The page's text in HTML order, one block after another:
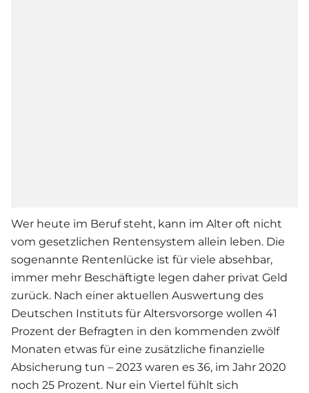
Wer heute im Beruf steht, kann im Alter oft nicht
vom gesetzlichen Rentensystem allein leben. Die
sogenannte Rentenlücke ist für viele absehbar,
immer mehr Beschäftigte legen daher privat Geld
zurück. Nach einer aktuellen Auswertung des
Deutschen Instituts für Altersvorsorge wollen 41
Prozent der Befragten in den kommenden zwölf
Monaten etwas für eine zusätzliche finanzielle
Absicherung tun – 2023 waren es 36, im Jahr 2020
noch 25 Prozent. Nur ein Viertel fühlt sich